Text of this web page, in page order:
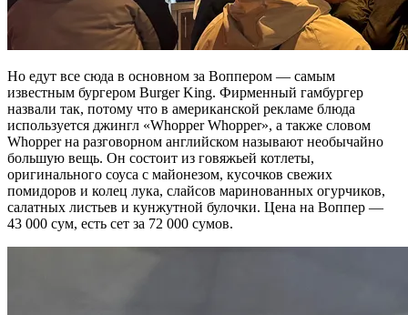
Но едут все сюда в основном за Воппером — самым
известным бургером Burger King. Фирменный гамбургер
назвали так, потому что в американской рекламе блюда
используется джингл «Whopper Whopper», а также словом
Whopper на разговорном английском называют необычайно
большую вещь. Он состоит из говяжьей котлеты,
оригинального соуса с майонезом, кусочков свежих
помидоров и колец лука, слайсов маринованных огурчиков,
салатных листьев и кунжутной булочки. Цена на Воппер —
43 000 сум, есть сет за 72 000 сумов.